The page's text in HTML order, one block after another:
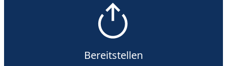
Bereitstellen